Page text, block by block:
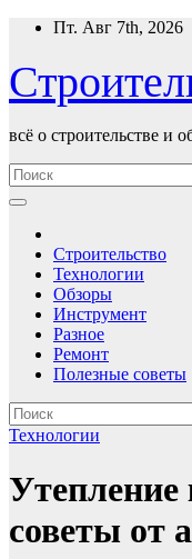
Перейти
содержимому
Пт. Авг 7th, 2026
всё о строительстве и
Строительство
Технологии
Обзоры
Инструмент
Разное
Ремонт
Полезные советы
Технологии
советы от